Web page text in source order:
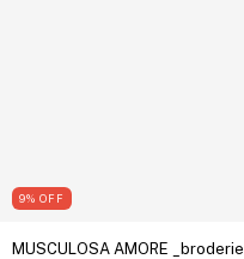
9% OFF
MUSCULOSA AMORE _broderie